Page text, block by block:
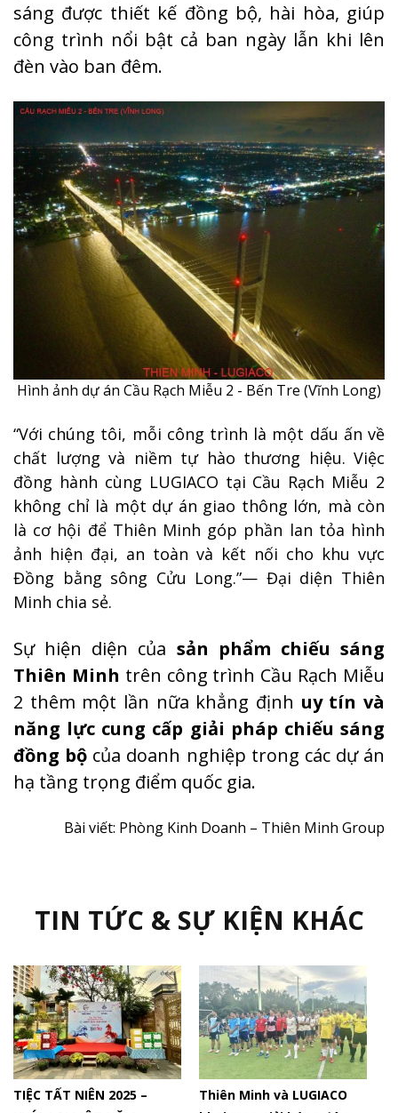
sáng được thiết kế đồng bộ, hài hòa, giúp
công trình nổi bật cả ban ngày lẫn khi lên
đèn vào ban đêm.
Hình ảnh dự án Cầu Rạch Miễu 2 - Bến Tre (Vĩnh Long)
“Với chúng tôi, mỗi công trình là một dấu ấn về
chất lượng và niềm tự hào thương hiệu. Việc
đồng hành cùng LUGIACO tại Cầu Rạch Miễu 2
không chỉ là một dự án giao thông lớn, mà còn
là cơ hội để Thiên Minh góp phần lan tỏa hình
ảnh hiện đại, an toàn và kết nối cho khu vực
Đồng bằng sông Cửu Long.”— Đại diện Thiên
Minh chia sẻ.
Sự hiện diện của sản phẩm chiếu sáng
Thiên Minh trên công trình Cầu Rạch Miễu
2 thêm một lần nữa khẳng định uy tín và
năng lực cung cấp giải pháp chiếu sáng
đồng bộ của doanh nghiệp trong các dự án
hạ tầng trọng điểm quốc gia.
Bài viết: Phòng Kinh Doanh – Thiên Minh Group
TIN TỨC & SỰ KIỆN KHÁC
Thiên Minh và LUGIACO
Thiên Minh hoàn thiện